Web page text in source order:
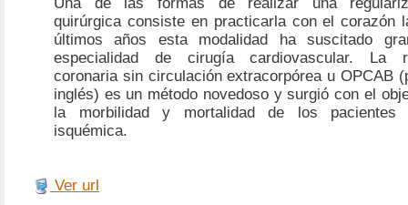
quirúrgica consiste en practicarla con el corazón
últimos años esta modalidad ha suscitado
especialidad de cirugía cardiovascular. La
coronaria sin circulación extracorpórea u OPCAB
inglés) es un método novedoso y surgió con el
la morbilidad y mortalidad de los pacientes
isquémica.
Ver url